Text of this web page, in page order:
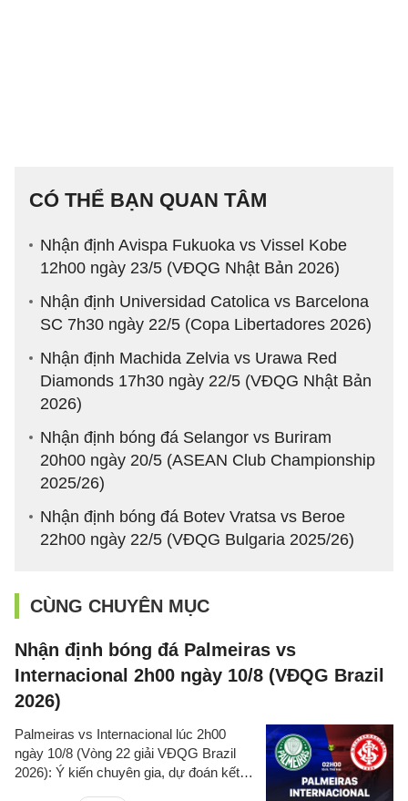
CÓ THỂ BẠN QUAN TÂM
Nhận định Avispa Fukuoka vs Vissel Kobe
12h00 ngày 23/5 (VĐQG Nhật Bản 2026)
Nhận định Universidad Catolica vs Barcelona
SC 7h30 ngày 22/5 (Copa Libertadores 2026)
Nhận định Machida Zelvia vs Urawa Red
Diamonds 17h30 ngày 22/5 (VĐQG Nhật Bản
2026)
Nhận định bóng đá Selangor vs Buriram
20h00 ngày 20/5 (ASEAN Club Championship
2025/26)
Nhận định bóng đá Botev Vratsa vs Beroe
22h00 ngày 22/5 (VĐQG Bulgaria 2025/26)
CÙNG CHUYÊN MỤC
Nhận định bóng đá Palmeiras vs
Internacional 2h00 ngày 10/8 (VĐQG Brazil
2026)
Palmeiras vs Internacional lúc 2h00
ngày 10/8 (Vòng 22 giải VĐQG Brazil
2026): Ý kiến chuyên gia, dự đoán kết